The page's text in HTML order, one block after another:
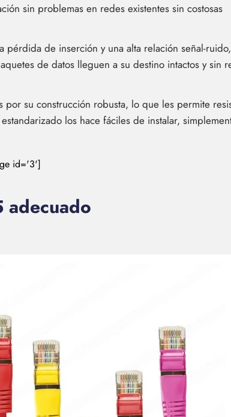
sin problemas en redes existentes sin costosas
pérdida de inserción y una alta relación señal-
de datos lleguen a su destino intactos y sin
por su construcción robusta, lo que les permite
los hace fáciles de instalar,
id='3']
adecuado